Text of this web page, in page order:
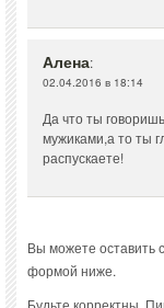
Алена:
02.04.2016 в 18:14
Да что ты
мужиками,а то ты
распускаете!
Вы можете оставить
формой ниже.
Будьте корректны.